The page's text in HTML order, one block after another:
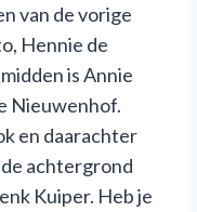
van de vorige
Hennie de
is Annie
Nieuwenhof.
en daarachter
achtergrond
Kuiper. Heb je